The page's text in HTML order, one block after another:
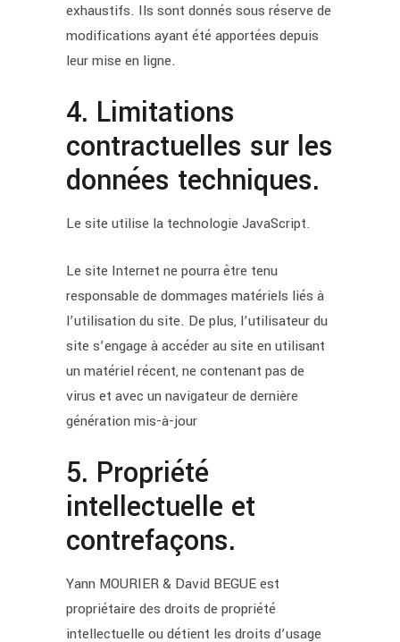
exhaustifs. Ils sont donnés sous réserve de
modifications ayant été apportées depuis
leur mise en ligne.
4. Limitations
contractuelles sur les
données techniques.
Le site utilise la technologie JavaScript.
Le site Internet ne pourra être tenu
responsable de dommages matériels liés à
l’utilisation du site. De plus, l’utilisateur du
site s’engage à accéder au site en utilisant
un matériel récent, ne contenant pas de
virus et avec un navigateur de dernière
génération mis-à-jour
5. Propriété
intellectuelle et
contrefaçons.
Yann MOURIER & David BEGUE est
propriétaire des droits de propriété
intellectuelle ou détient les droits d’usage